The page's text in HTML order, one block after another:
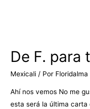
De F. para
Mexicali / Por Floridalma
Ahí nos vemos No me
esta será la última carta